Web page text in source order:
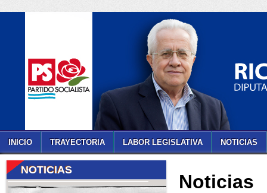
INICIO TRAYECTORIA LABOR LEGISLATIVA NOTICIAS
NOTICIAS
Noticias